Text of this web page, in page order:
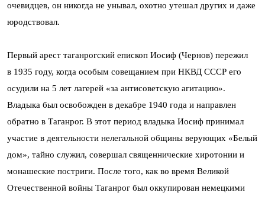
очевидцев, он никогда не унывал, охотно утешал других и даже
юродствовал.
Первый арест таганрогский епископ Иосиф (Чернов) пережил
в 1935 году, когда особым совещанием при НКВД СССР его
осудили на 5 лет лагерей «за антисоветскую агитацию».
Владыка был освобожден в декабре 1940 года и направлен
обратно в Таганрог. В этот период владыка Иосиф принимал
участие в деятельности нелегальной общины верующих «Белый
дом», тайно служил, совершал священнические хиротонии и
монашеские постриги. После того, как во время Великой
Отечественной войны Таганрог был оккупирован немецкими